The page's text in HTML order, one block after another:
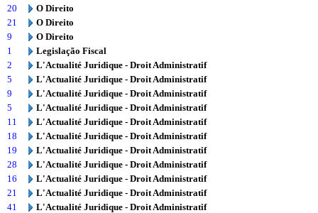
20
O Direito
21
O Direito
9
O Direito
1
Legislação Fiscal
2
L'Actualité Juridique - Droit Administratif
5
L'Actualité Juridique - Droit Administratif
9
L'Actualité Juridique - Droit Administratif
5
L'Actualité Juridique - Droit Administratif
11
L'Actualité Juridique - Droit Administratif
18
L'Actualité Juridique - Droit Administratif
19
L'Actualité Juridique - Droit Administratif
28
L'Actualité Juridique - Droit Administratif
16
L'Actualité Juridique - Droit Administratif
21
L'Actualité Juridique - Droit Administratif
41
L'Actualité Juridique - Droit Administratif